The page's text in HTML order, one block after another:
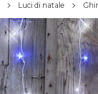
Luci di natale